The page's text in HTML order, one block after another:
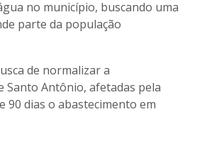
no município, buscando uma
parte da população
de normalizar a
Santo Antônio, afetadas pela
90 dias o abastecimento em